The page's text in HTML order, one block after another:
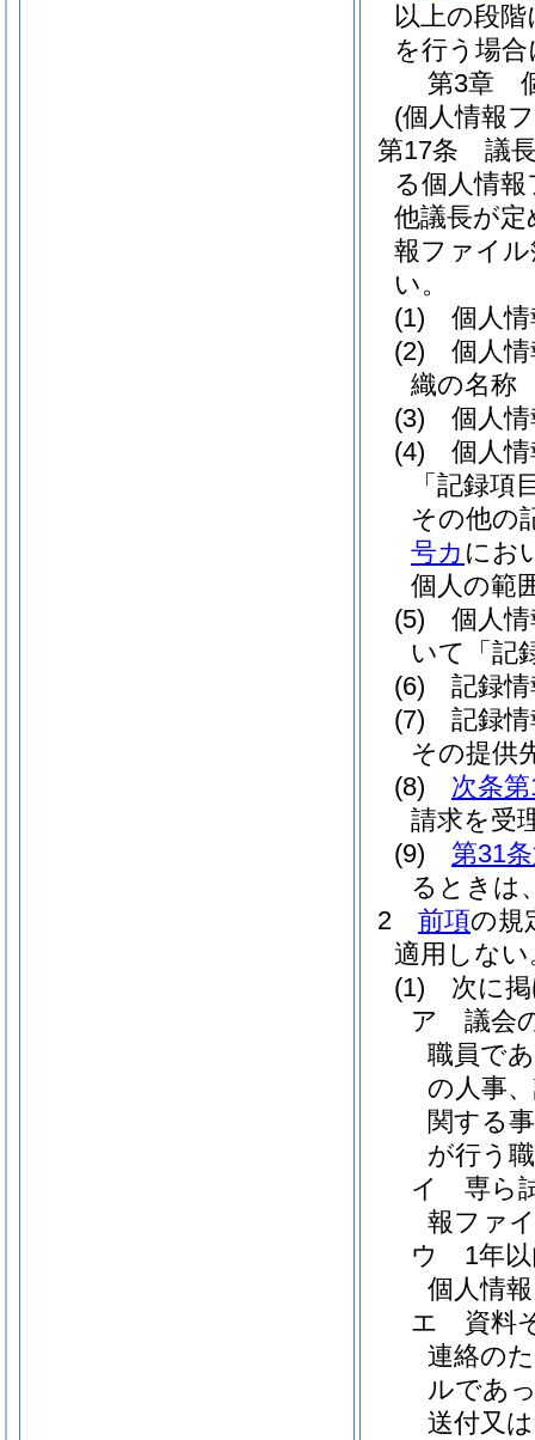
以上の段
を行う場
第3章
(個人情報
第17条
議
る個人情
他議長が
報ファイ
い。
(1)
個人
(2)
個人
織の名称
(3)
個人
(4)
個人
「記録項
その他の
号カ にお
個人の範
(5)
個人
いて「記
(6)
記録
(7)
記録
その提供
(8)
次条
請求を受
(9)
第31
るときは
2
前項の規
適用しない
(1)
次に
ア
議会
職員で
の人事
関する
が行う
イ
専ら
報ファ
ウ
1年
個人情
エ
資料
連絡の
ルであ
送付又